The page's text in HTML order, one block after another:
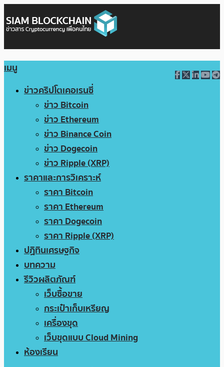
เมนู
ข่าวคริปโตเคอเรนซี่
ข่าว Bitcoin
ข่าว Ethereum
ข่าว Binance Coin
ข่าว Dogecoin
ข่าว Ripple (XRP)
ราคาและการวิเคราะห์
ราคา Bitcoin
ราคา Ethereum
ราคา Dogecoin
ราคา Ripple (XRP)
ปฏิทินเศรษฐกิจ
บทความ
รีวิวผลิตภัณฑ์
เว็บซื้อขาย
กระเป๋าเก็บเหรียญ
เครื่องขุด
เว็บขุดแบบ Cloud Mining
ห้องเรียน